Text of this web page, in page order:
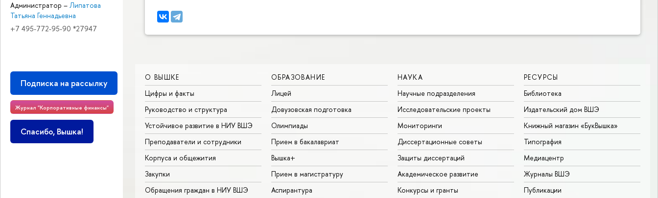
Администратор – Липатова
Татьяна Геннадьевна
+7 495-772-95-90 *27947
Подписка на рассылку
Журнал "Корпоративные финансы"
Спасибо, Вышка!
О ВЫШКЕ
Цифры и факты
Руководство и структура
Устойчивое развитие в НИУ ВШЭ
Преподаватели и сотрудники
Корпуса и общежития
Закупки
Обращения граждан в НИУ ВШЭ
ОБРАЗОВАНИЕ
Лицей
Довузовская подготовка
Олимпиады
Прием в бакалавриат
Вышка+
Прием в магистратуру
Аспирантура
НАУКА
Научные подразделения
Исследовательские проекты
Мониторинги
Диссертационные советы
Защиты диссертаций
Академическое развитие
Конкурсы и гранты
РЕСУРСЫ
Библиотека
Издательский дом ВШЭ
Книжный магазин «БукВышка»
Типография
Медиацентр
Журналы ВШЭ
Публикации